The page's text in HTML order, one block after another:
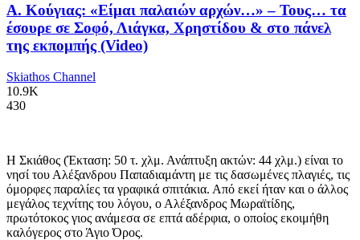
Α. Κούγιας: «Είμαι παλαιών αρχών…» – Τους… τα
έσουρε σε Σοφό, Λιάγκα, Χρηστίδου & στο πάνελ
της εκπομπής (Video)
Skiathos Channel
10.9K
430
Η Σκιάθος (Έκταση: 50 τ. χλμ. Ανάπτυξη ακτών: 44 χλμ.) είναι το
νησί του Αλέξανδρου Παπαδιαμάντη με τις δασωμένες πλαγιές, τις
όμορφες παραλίες τα γραφικά σπιτάκια. Από εκεί ήταν και ο άλλος
μεγάλος τεχνίτης του λόγου, ο Αλέξανδρος Μωραϊτίδης,
πρωτότοκος γιος ανάμεσα σε επτά αδέρφια, ο οποίος εκοιμήθη
καλόγερος στο Άγιο Όρος.